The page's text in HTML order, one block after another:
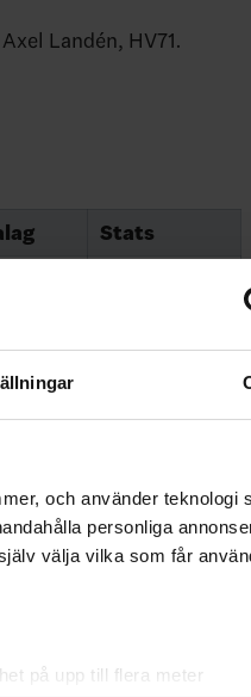
och använder teknologi
personliga
välja vilka som får
på upp till flera meter
Landén, HV71.
Stats
5-4 OT
1-2
3-2